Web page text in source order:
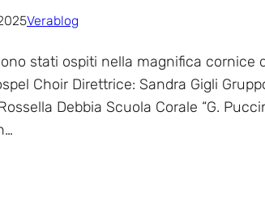
Verablog
stati ospiti nella magnifica cornice
Choir Direttrice: Sandra Gigli
Debbia Scuola Corale “G.